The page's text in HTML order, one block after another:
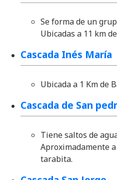
Se forma de un
Ubicadas a 11 km
Cascada Inés María
Ubicada a 1 Km de
Cascada de San
Tiene saltos de
Aproximadamente
tarabita.